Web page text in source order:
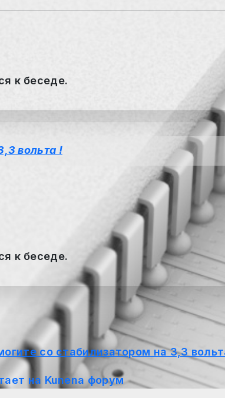
к беседе.
вольта !
к беседе.
со стабилизатором на 3,3
на Kunena форум